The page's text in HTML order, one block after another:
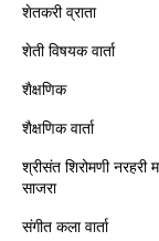
शेतकरी व्राता
शेती विषयक वार्ता
शैक्षणिक
शैक्षणिक वार्ता
श्रीसंत शिरोमणी नरहरी
साजरा
संगीत कला वार्ता